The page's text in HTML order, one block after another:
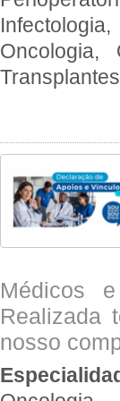
Oncologia,
Médicos
Realizada
nosso